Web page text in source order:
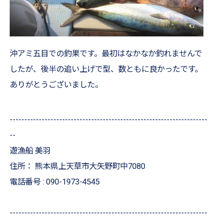
沖アミ五目での釣果です。最初はなかなか釣れませんで
したが、後半の追い上げで型、数ともに良かったです。
ありがとうございました。
--------------------------------------------------------------------
--
遊漁船 美羽
住所： 熊本県上天草市大矢野町中7080
電話番号 : 090-1973-4545
--------------------------------------------------------------------